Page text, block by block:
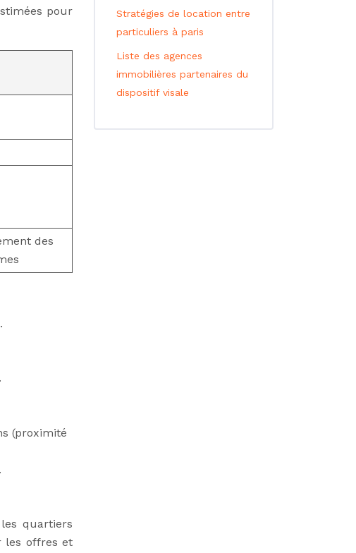
pour
des
(proximité
quartiers
les offres et
Stratégies de location entre
particuliers à paris
Liste des agences
immobilières partenaires du
dispositif visale